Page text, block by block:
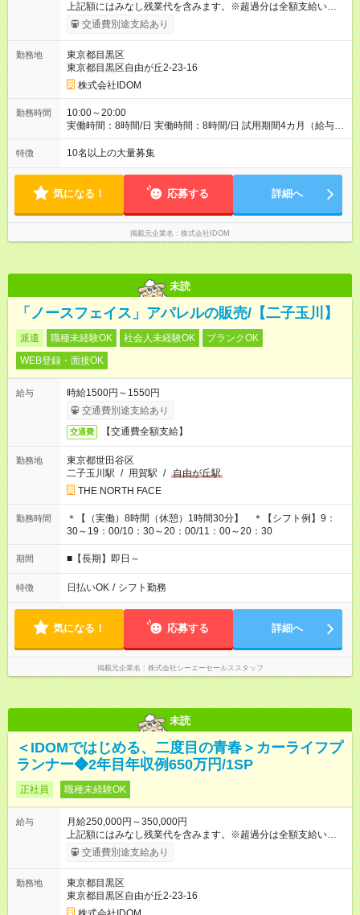
上記額にはみなし残業代を含みます。※超過分は全額支給いたし
ます。 みなし残業代 51,021円 以上／月 みなし残業時間 20時間
／月 ※前職給与・経験を考慮し、決定いたします。 給与にプラ
■地域給（月2万5000円まで ※地域による） ■能力給（月最大9
万9000円） ■店長能力給（月最大35万2000円） ■インセンティ
ブ（年3回／最大140万円）※ ■子供手当（1人／月2万円～3万
円）※18歳まで ■店長手当（月2万円） ■店舗規模手当（月最大
10万円） ※インセンティブは、一部所属部署により年3回支給。
所属事業部によって、基準が異なります。 【試用期間】試用期
じです。
交通費別途支給あり
勤務地
東京都目黒区
東京都目黒区自由が丘2-23-16
株式会社IDOM
勤務時間
10:00～20:00
実働時間：8時間/日 実働時間：8時間/日 試用期間4カ月（給与や
その他条件に変更なし） ※契約期間の定めなし
特徴 10名以上の大量募集
気になる！ 応募する 詳細へ
掲載元企業名 株式会社IDOM
未読
「ノースフェイス」アパレルの販売/【二子玉川】
派遣 職種未経験OK 社会人未経験OK
ブランクOK
WEB登録・面接OK
給与
時給1500円～1550円
交通費別途支給あり
交通費 【交通費全額支給】
勤務地
東京都世田谷区
二子玉川駅 / 用賀駅 / 自由が丘駅
THE NORTH FACE
勤務時間
＊【（実働）8時間（休憩）1時間30分】 ＊【シフト例】9：
30～19：00/10：30～20：00/11：00～20：30
期間 ■【長期】即日～
特徴 日払いOK / シフト勤務
気になる！ 応募する 詳細へ
掲載元企業名 株式会社シーエーセールススタッフ
未読
＜IDOMではじめる、二度目の青春＞カーライフプ
ランナー◆2年目年収例650万円/1SP
正社員 職種未経験OK
給与
月給250,000円～350,000円
上記額にはみなし残業代を含みます。※超過分は全額支給いたし
ます。 みなし残業代 31,888円 以上／月 みなし残業時間 20時間
／月 ※上記に加えインセンティブあり（年3回） ※前職給与・経
円～ （月給40万円＋地域手当2万5000円＋管理職手当2万円＋店
舗規模手当5万円＋管理職能力給5万5000円） ※想定年収650万
円～1000万円前後（業績評価により変動） ※能力に応じて即昇
交通費別途支給あり
勤務地
東京都目黒区
東京都目黒区自由が丘2-23-16